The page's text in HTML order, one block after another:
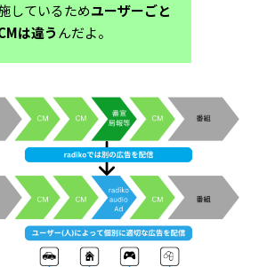
しているためユーザーごと
は違うんだよ。